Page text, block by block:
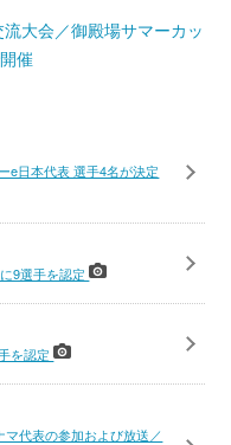
大会／御殿場サマーカッ
催
e日本代表 選手4名が決定
9選手を認定
を認定
代表の参加および放送／